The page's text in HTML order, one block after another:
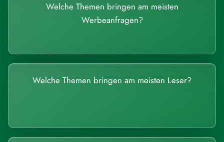
Welche Themen bringen am meisten
Werbeanfragen?
Welche Themen bringen am meisten Leser?